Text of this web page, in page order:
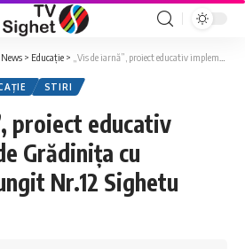
> Educație > „Vis de iarnă”, proiect educativ implementat de Grădinița cu Program Prelungit Nr.12 Sighetu Marmației
STIRI
proiect educativ
Grădinița cu
Nr.12 Sighetu